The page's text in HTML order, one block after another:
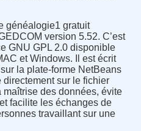
généalogie1 gratuit
version 5.52. C’est
GNU GPL 2.0 disponible
et Windows. Il est écrit
la plate-forme NetBeans
directement sur le fichier
des données, évite
facilite les échanges de
travaillant sur une